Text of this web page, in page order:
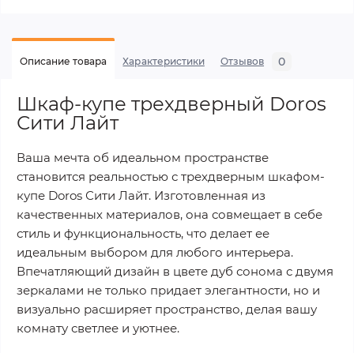
Описание товара Характеристики Отзывов 0
Шкаф-купе трехдверный Doros
Сити Лайт
Ваша мечта об идеальном пространстве
становится реальностью с трехдверным шкафом-
купе Doros Сити Лайт. Изготовленная из
качественных материалов, она совмещает в себе
стиль и функциональность, что делает ее
идеальным выбором для любого интерьера.
Впечатляющий дизайн в цвете дуб сонома с двумя
зеркалами не только придает элегантности, но и
визуально расширяет пространство, делая вашу
комнату светлее и уютнее.